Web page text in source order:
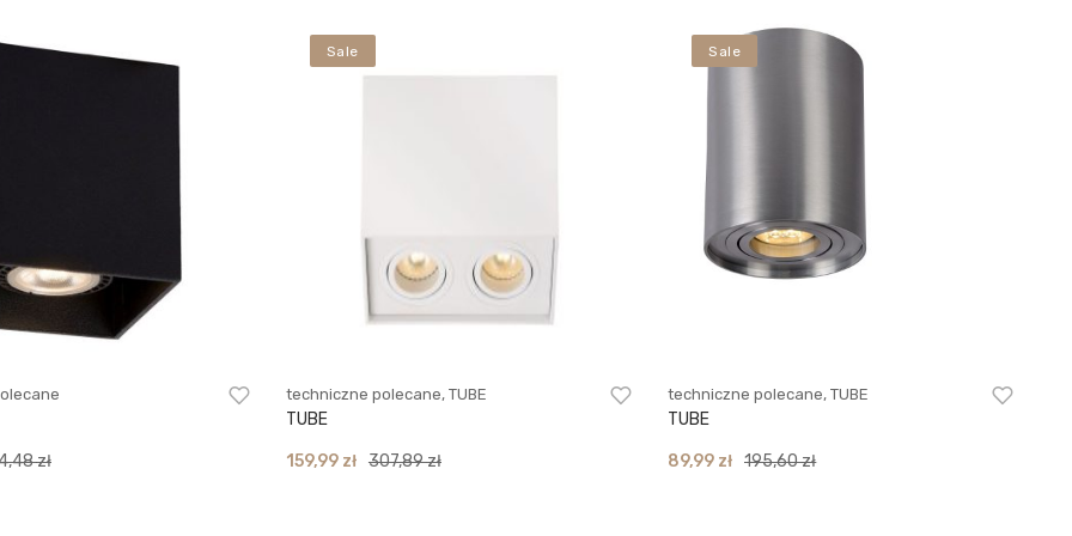
zł
Sale
techniczne polecane, TUBE
TUBE
307,89zł
Original
159,99 złCurrent
Sale
techniczne polecane,TUBE
TUBE
195,60zł
Original
89,99 złCurrent